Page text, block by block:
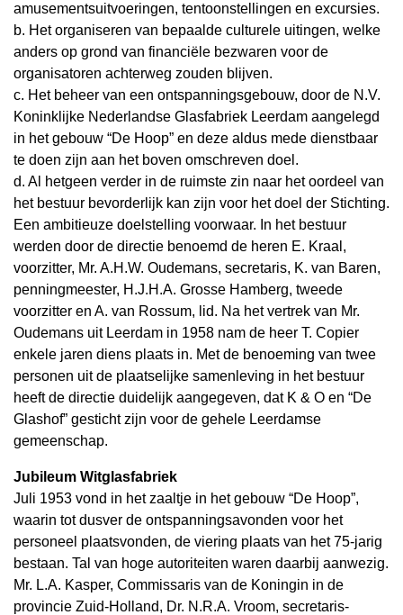
amusementsuitvoeringen, tentoonstellingen en excursies.
b. Het organiseren van bepaalde culturele uitingen, welke
anders op grond van financiële bezwaren voor de
organisatoren achterweg zouden blijven.
c. Het beheer van een ontspanningsgebouw, door de N.V.
Koninklijke Nederlandse Glasfabriek Leerdam aangelegd
in het gebouw “De Hoop” en deze aldus mede dienstbaar
te doen zijn aan het boven omschreven doel.
d. Al hetgeen verder in de ruimste zin naar het oordeel van
het bestuur bevorderlijk kan zijn voor het doel der Stichting.
Een ambitieuze doelstelling voorwaar. In het bestuur
werden door de directie benoemd de heren E. Kraal,
voorzitter, Mr. A.H.W. Oudemans, secretaris, K. van Baren,
penningmeester, H.J.H.A. Grosse Hamberg, tweede
voorzitter en A. van Rossum, lid. Na het vertrek van Mr.
Oudemans uit Leerdam in 1958 nam de heer T. Copier
enkele jaren diens plaats in. Met de benoeming van twee
personen uit de plaatselijke samenleving in het bestuur
heeft de directie duidelijk aangegeven, dat K & O en “De
Glashof” gesticht zijn voor de gehele Leerdamse
gemeenschap.
Jubileum Witglasfabriek
Juli 1953 vond in het zaaltje in het gebouw “De Hoop”,
waarin tot dusver de ontspanningsavonden voor het
personeel plaatsvonden, de viering plaats van het 75-jarig
bestaan. Tal van hoge autoriteiten waren daarbij aanwezig.
Mr. L.A. Kasper, Commissaris van de Koningin in de
provincie Zuid-Holland, Dr. N.R.A. Vroom, secretaris-